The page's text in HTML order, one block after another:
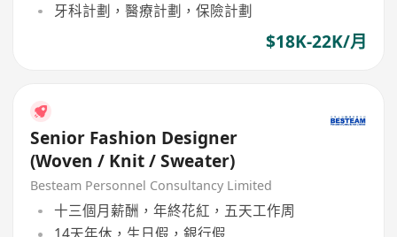
牙科計劃，醫療計劃，保險計劃
$18K-22K/月
Senior Fashion Designer
(Woven / Knit / Sweater)
Besteam Personnel Consultancy Limited
十三個月薪酬，年終花紅，五天工作周